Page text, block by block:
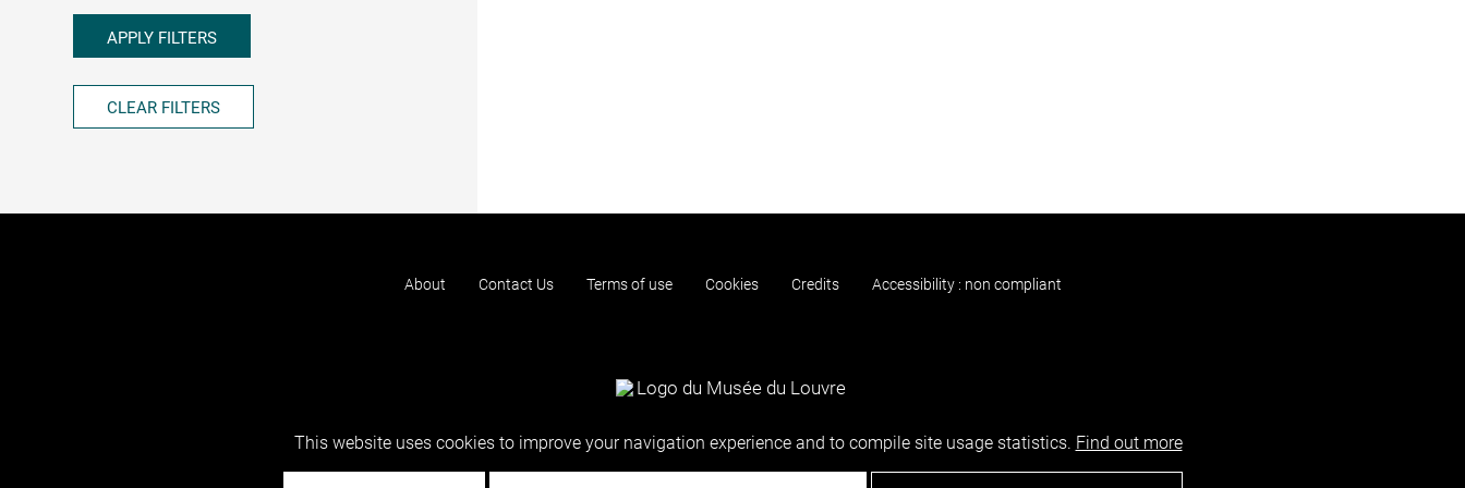
APPLY FILTERS
CLEAR FILTERS
About Contact Us Terms of use Cookies Credits Accessibility : non compliant
This website uses cookies to improve your navigation experience and to compile site usage statistics. Find out more